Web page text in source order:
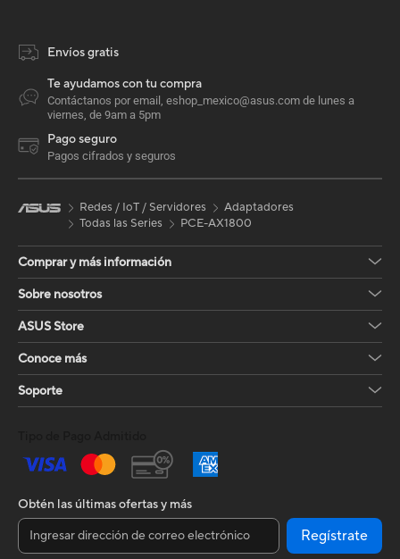
Envíos gratis
Te ayudamos con tu compra
Contáctanos por email, eshop_mexico@asus.com de lunes a
viernes, de 9am a 5pm
Pago seguro
Pagos cifrados y seguros
Redes / IoT / Servidores
Adaptadores
Todas las Series
PCE-AX1800
Comprar y más información
Sobre nosotros
ASUS Store
Conoce más
Soporte
Obtén las últimas ofertas y más
Regístrate